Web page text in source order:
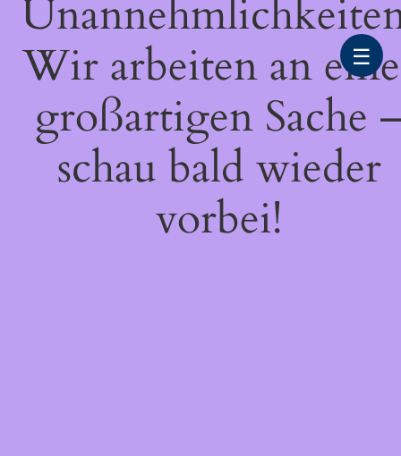
Wir arbeiten an
großartigen Sache
schau bald wieder
vorbei!
☰